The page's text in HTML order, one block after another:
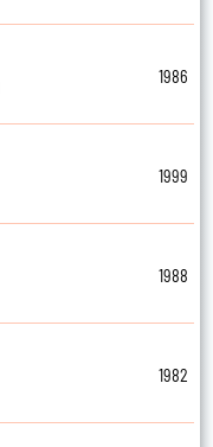
1986
1999
1988
1982